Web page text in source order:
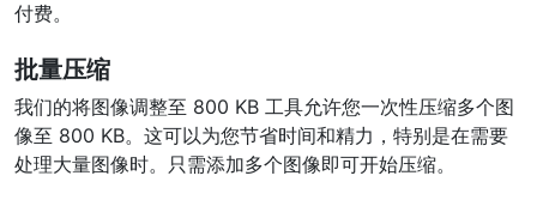
付费。
批量压缩
我们的将图像调整至 800 KB 工具允许您一次性压缩多个图
像至 800 KB。这可以为您节省时间和精力，特别是在需要
处理大量图像时。只需添加多个图像即可开始压缩。